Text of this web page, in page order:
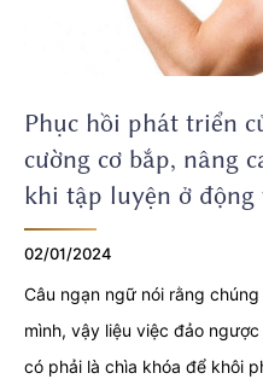
Phục hồi phát triển
cường cơ bắp, nâng
khi tập luyện ở động
02/01/2024
Câu ngạn ngữ nói rằng
mình, vậy liệu việc đảo
có phải là chìa khóa để khôi